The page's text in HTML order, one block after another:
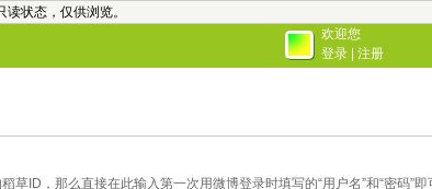
状态，仅供浏览。
欢迎您
登录
注册
ID，那么直接在此输入第一次用微博登录时填写的“用户名”和“密码”即